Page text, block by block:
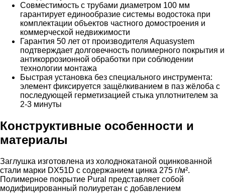
Совместимость с трубами диаметром 100 мм
гарантирует единообразие системы водостока при
комплектации объектов частного домостроения и
коммерческой недвижимости
Гарантия 50 лет от производителя Aquasystem
подтверждает долговечность полимерного покрытия и
антикоррозионной обработки при соблюдении
технологии монтажа
Быстрая установка без специального инструмента:
элемент фиксируется защёлкиванием в паз жёлоба с
последующей герметизацией стыка уплотнителем за
2-3 минуты
Конструктивные особенности и
материалы
Заглушка изготовлена из холоднокатаной оцинкованной
стали марки DX51D с содержанием цинка 275 г/м².
Полимерное покрытие Pural представляет собой
модифицированный полиуретан с добавлением